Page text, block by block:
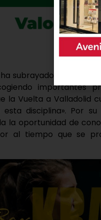
subrayado la «gran
importantes
la Vuelta a Valladolid
esta disciplina». Por
la oportunidad de
al tiempo que se